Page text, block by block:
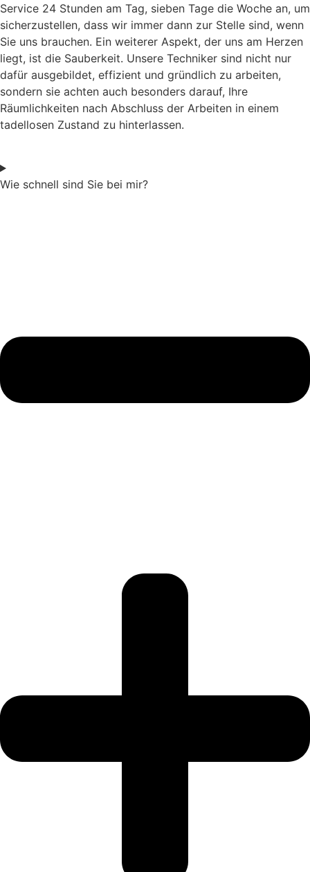
Service 24 Stunden am Tag, sieben Tage die Woche an, um
sicherzustellen, dass wir immer dann zur Stelle sind, wenn
Sie uns brauchen. Ein weiterer Aspekt, der uns am Herzen
liegt, ist die Sauberkeit. Unsere Techniker sind nicht nur
dafür ausgebildet, effizient und gründlich zu arbeiten,
sondern sie achten auch besonders darauf, Ihre
Räumlichkeiten nach Abschluss der Arbeiten in einem
tadellosen Zustand zu hinterlassen.
Wie schnell sind Sie bei mir?